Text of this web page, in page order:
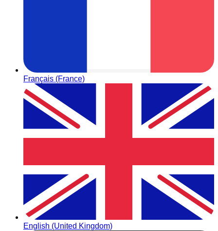
Français (France)
English (United Kingdom)